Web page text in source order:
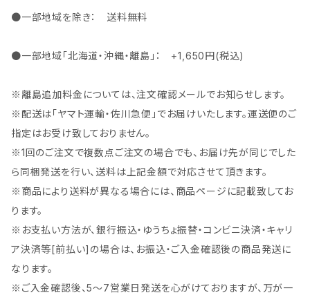
●一部地域を除き： 送料無料
●一部地域「北海道・沖縄・離島」： +1,650円(税込)
※離島追加料金については、注文確認メールでお知らせします。
※配送は「ヤマト運輸・佐川急便」でお届けいたします。運送便のご
指定はお受け致しておりません。
※1回のご注文で複数点ご注文の場合でも、お届け先が同じでした
ら同梱発送を行い、送料は上記金額で対応させて頂きます。
※商品により送料が異なる場合には、商品ページに記載致してお
ります。
※お支払い方法が、銀行振込・ゆうちょ振替・コンビニ決済・キャリ
ア決済等[前払い]の場合は、お振込・ご入金確認後の商品発送に
なります。
※ご入金確認後、5～7営業日発送を心がけておりますが、万が一